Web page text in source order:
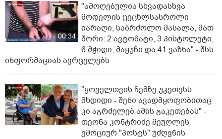
00:34
"ამოღებულია სხვადასხვა
მოდელის ცეცხლსასროლი
იარაღი, საბრძოლო მასალა, მათ
შორი: 2 ავტომატი, 3 პისტოლეტი,
6 მჭიდი, მაყუჩი და 41 ვაზნა" - შსს
ინფორმაციას ავრცელებს
"ყოველთვის ჩემზე უკეთესს
მხდიდი - შენი ავადმყოფობითაც
კი აგრძელებ ამის გაკეთებას" -
თეონა კონტრიძე მეუღლეს
ემოციურ "პოსტს" უძღვნის